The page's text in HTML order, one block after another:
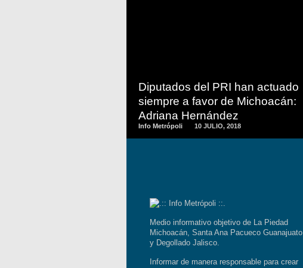
Diputados del PRI han actuado
siempre a favor de Michoacán:
Adriana Hernández
Info Metrópoli 10 JULIO, 2018
Medio informativo objetivo de La Piedad
Michoacán, Santa Ana Pacueco Guanajuato
y Degollado Jalisco.
Informar de manera responsable para crear